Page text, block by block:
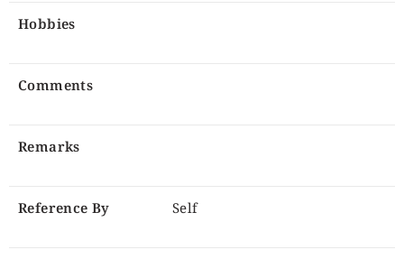
Hobbies
Comments
Remarks
Reference By Self